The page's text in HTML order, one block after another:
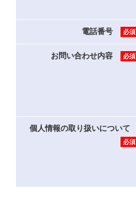
電話番号 必須
お問い合わせ内容 必須
個人情報の取り扱いについて
必須